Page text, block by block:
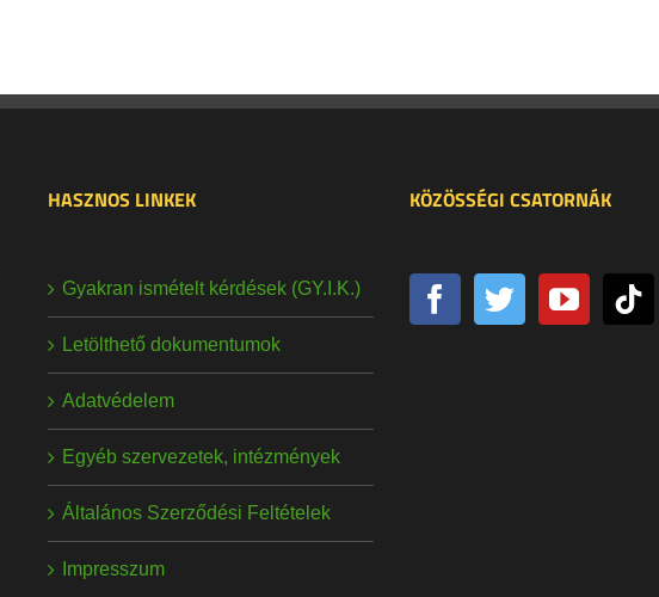
HASZNOS LINKEK
Gyakran ismételt kérdések (GY.I.K.)
Letölthető dokumentumok
Adatvédelem
Egyéb szervezetek, intézmények
Általános Szerződési Feltételek
Impresszum
KÖZÖSSÉGI CSATORNÁK